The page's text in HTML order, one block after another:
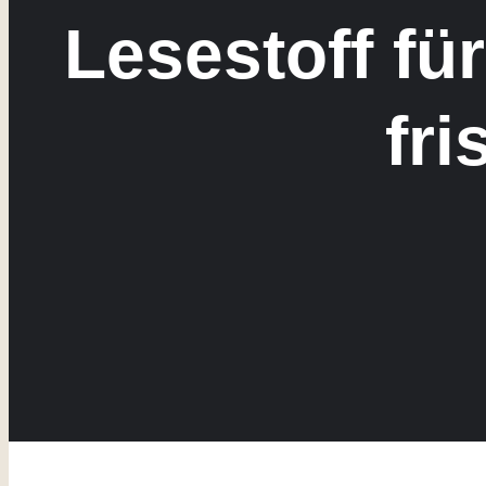
Lesestoff